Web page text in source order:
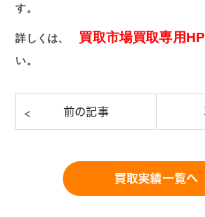
す。
詳しくは、 買取市場買取専用HP
い。
買取実績一覧へ